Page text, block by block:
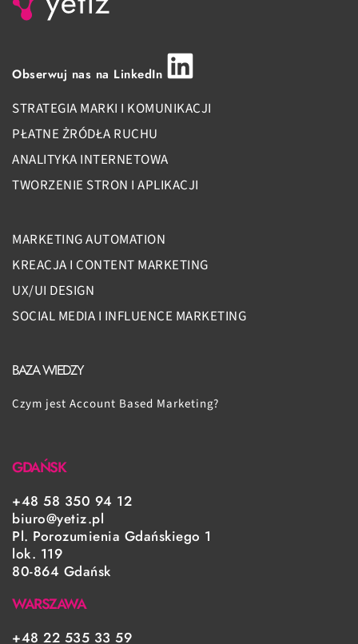
Obserwuj nas na LinkedIn
STRATEGIA MARKI I KOMUNIKACJI
PŁATNE ŻRÓDŁA RUCHU
ANALITYKA INTERNETOWA
TWORZENIE STRON I APLIKACJI
MARKETING AUTOMATION
KREACJA I CONTENT MARKETING
UX/UI DESIGN
SOCIAL MEDIA I INFLUENCE MARKETING
BAZA WIEDZY
Czym jest Account Based Marketing?
GDAŃSK
+48 58 350 94 12
biuro@yetiz.pl
Pl. Porozumienia Gdańskiego 1
lok. 119
80-864 Gdańsk
WARSZAWA
+48 22 535 33 59